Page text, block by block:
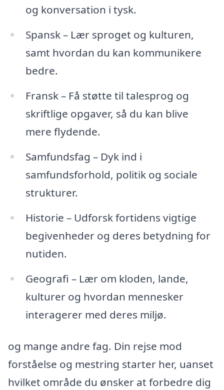
og konversation i tysk.
Spansk – Lær sproget og kulturen,
samt hvordan du kan kommunikere
bedre.
Fransk – Få støtte til talesprog og
skriftlige opgaver, så du kan blive
mere flydende.
Samfundsfag – Dyk ind i
samfundsforhold, politik og sociale
strukturer.
Historie – Udforsk fortidens vigtige
begivenheder og deres betydning for
nutiden.
Geografi – Lær om kloden, lande,
kulturer og hvordan mennesker
interagerer med deres miljø.
og mange andre fag. Din rejse mod
forståelse og mestring starter her, uanset
hvilket område du ønsker at forbedre dig